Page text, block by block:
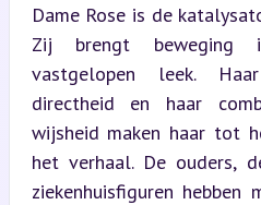
Dame Rose is de
Zij brengt
vastgelopen leek.
directheid en haar
wijsheid maken haar tot
het verhaal. De ouders,
ziekenhuisfiguren hebben